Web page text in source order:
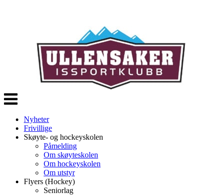
Veksle
navigasjon
Nyheter
Frivillige
Skøyte- og hockeyskolen
Påmelding
Om skøyteskolen
Om hockeyskolen
Om utstyr
Flyers (Hockey)
Seniorlag